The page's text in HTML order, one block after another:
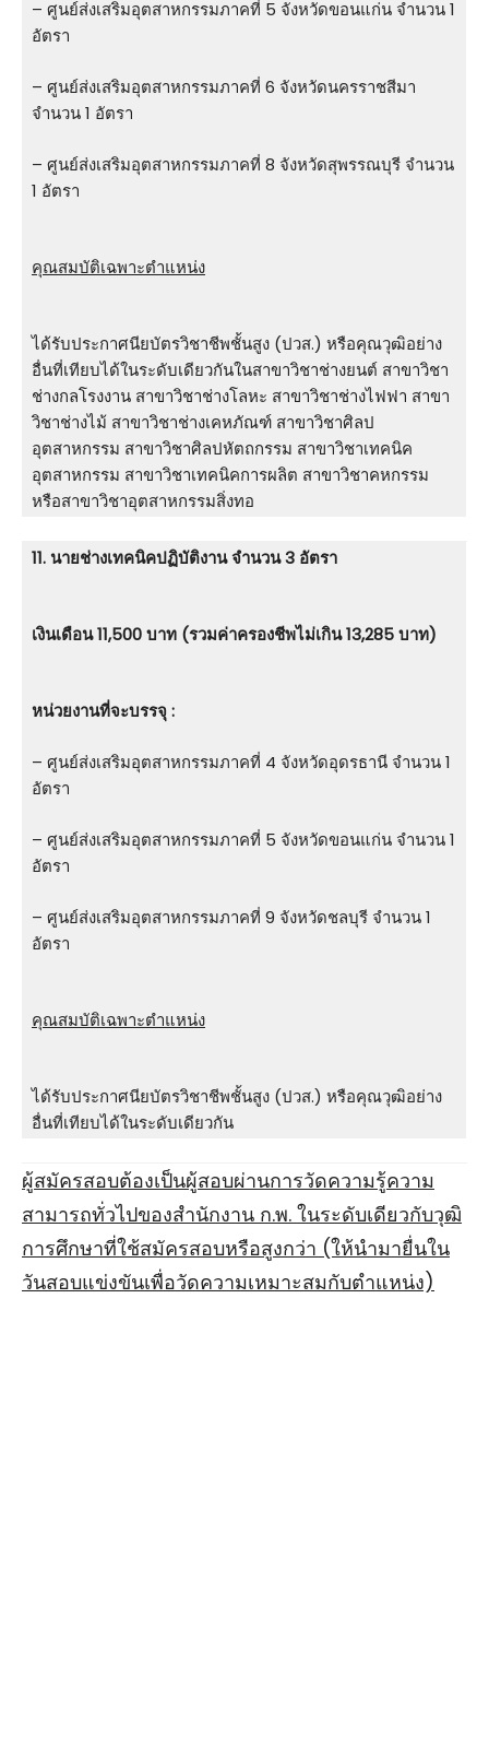
– ศูนย์ส่งเสริมอุตสาหกรรมภาคที่ 5 จังหวัดขอนแก่น จำนวน 1
อัตรา
– ศูนย์ส่งเสริมอุตสาหกรรมภาคที่ 6 จังหวัดนครราชสีมา
จำนวน 1 อัตรา
– ศูนย์ส่งเสริมอุตสาหกรรมภาคที่ 8 จังหวัดสุพรรณบุรี จำนวน
1 อัตรา
คุณสมบัติเฉพาะตำแหน่ง
ได้รับประกาศนียบัตรวิชาชีพชั้นสูง (ปวส.) หรือคุณวุฒิอย่าง
อื่นที่เทียบได้ในระดับเดียวกันในสาขาวิชาช่างยนต์ สาขาวิชา
ช่างกลโรงงาน สาขาวิชาช่างโลหะ สาขาวิชาช่างไฟฟา สาขา
วิชาช่างไม้ สาขาวิชาช่างเคหภัณฑ์ สาขาวิชาศิลป
อุตสาหกรรม สาขาวิชาศิลปหัตถกรรม สาขาวิชาเทคนิค
อุตสาหกรรม สาขาวิชาเทคนิคการผลิต สาขาวิชาคหกรรม
หรือสาขาวิชาอุตสาหกรรมสิ่งทอ
11. นายช่างเทคนิคปฏิบัติงาน จำนวน 3 อัตรา
เงินเดือน 11,500 บาท (รวมค่าครองชีพไม่เกิน 13,285 บาท)
หน่วยงานที่จะบรรจุ :
– ศูนย์ส่งเสริมอุตสาหกรรมภาคที่ 4 จังหวัดอุดรธานี จำนวน 1
อัตรา
– ศูนย์ส่งเสริมอุตสาหกรรมภาคที่ 5 จังหวัดขอนแก่น จำนวน 1
อัตรา
– ศูนย์ส่งเสริมอุตสาหกรรมภาคที่ 9 จังหวัดชลบุรี จำนวน 1
อัตรา
คุณสมบัติเฉพาะตำแหน่ง
ได้รับประกาศนียบัตรวิชาชีพชั้นสูง (ปวส.) หรือคุณวุฒิอย่าง
อื่นที่เทียบได้ในระดับเดียวกัน
ผู้สมัครสอบต้องเป็นผู้สอบผ่านการวัดความรู้ความ
สามารถทั่วไปของสํานักงาน ก.พ. ในระดับเดียวกับวุฒิ
การศึกษาที่ใช้สมัครสอบหรือสูงกว่า (ให้นํามายื่นใน
วันสอบแข่งขันเพื่อวัดความเหมาะสมกับตําแหน่ง)